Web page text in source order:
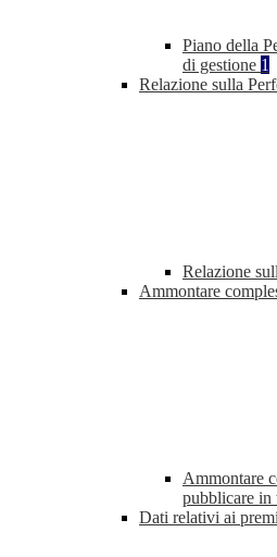
Piano della
di gestione 1
Relazione sulla
Relazione
Ammontare
Ammontare
pubblicare in
Dati relativi ai premi